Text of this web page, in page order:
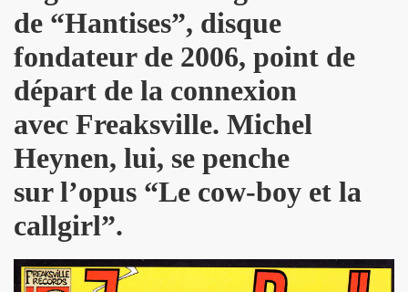
de “Hantises”, disque
fondateur de 2006, point de
départ de la connexion
avec Freaksville. Michel
Heynen, lui, se penche
sur l’opus “Le cow-boy et la
callgirl”.
SUR TERRE" au THEATRE EDOUARD VII
"THE NAMELESS SPECTACLE" (2011, avec
cinema speciale MARIE FRANCE (8 octobre 2011)
la 17e edition de "CHERIES-CHERIS" du 7 au 16
le 20 juillet 2011 a L'ANGORA (Paris).
integral) de BIJOU SVP (PHILIPPE DAUGA) le 21
MIAM ET LES LOVED DRONES, JACQUES DUVALL,